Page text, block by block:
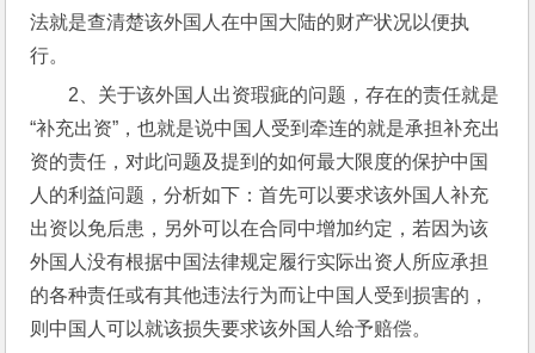
法就是查清楚该外国人在中国大陆的财产状况以便执
行。
2、关于该外国人出资瑕疵的问题，存在的责任就是
“补充出资”，也就是说中国人受到牵连的就是承担补充出
资的责任，对此问题及提到的如何最大限度的保护中国
人的利益问题，分析如下：首先可以要求该外国人补充
出资以免后患，另外可以在合同中增加约定，若因为该
外国人没有根据中国法律规定履行实际出资人所应承担
的各种责任或有其他违法行为而让中国人受到损害的，
则中国人可以就该损失要求该外国人给予赔偿。